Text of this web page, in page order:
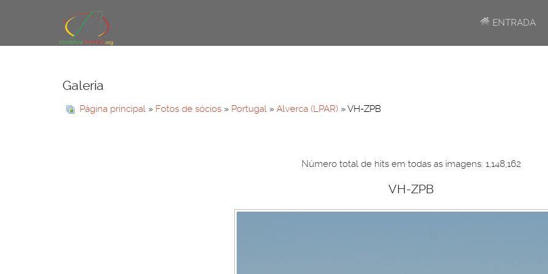
ENTRADA
Galeria
Página principal » Fotos de sócios » Portugal » Alverca (LPAR) » VH-ZPB
Número total de hits em todas as imagens: 1,148,162
VH-ZPB